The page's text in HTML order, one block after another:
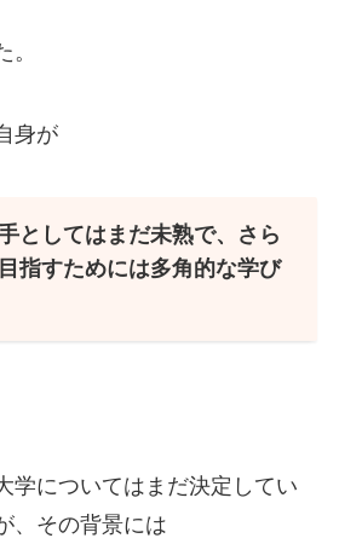
身が
手としてはまだ未熟で、さら
指すためには多角的な学び
学についてはまだ決定してい
、その背景には